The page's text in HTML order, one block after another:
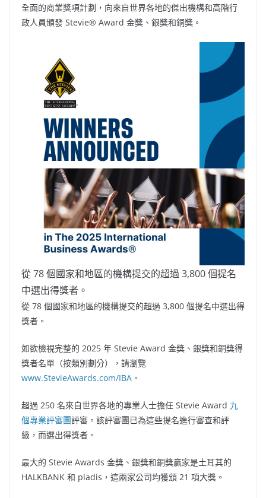
全面的商業獎項計劃，向來自世界各地的傑出機構和高階行
政人員頒發 Stevie® Award 金獎、銀獎和銅獎。
從 78 個國家和地區的機構提交的超過 3,800 個提名
中選出得獎者。
從 78 個國家和地區的機構提交的超過 3,800 個提名中選出得
獎者。
如欲檢視完整的 2025 年 Stevie Award 金獎、銀獎和銅獎得
獎者名單（按類別劃分），請瀏覽
www.StevieAwards.com/IBA 。
超過 250 名來自世界各地的專業人士擔任 Stevie Award 九
個專業評審團評審。該評審團已為這些提名進行審查和評
級，而選出得獎者。
最大的 Stevie Awards 金獎、銀獎和銅獎贏家是土耳其的
HALKBANK 和 pladis，這兩家公司均獲頒 21 項大獎。